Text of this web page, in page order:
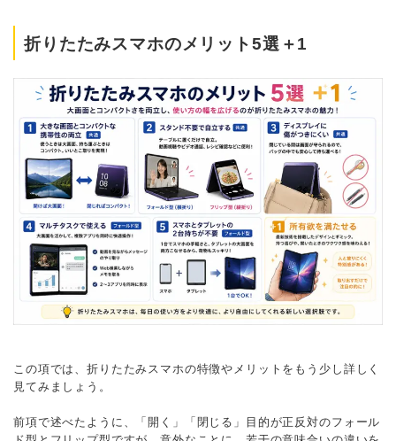
折りたたみスマホのメリット5選＋1
この項では、折りたたみスマホの特徴やメリットをもう少し詳しく
見てみましょう。
前項で述べたように、「開く」「閉じる」目的が正反対のフォール